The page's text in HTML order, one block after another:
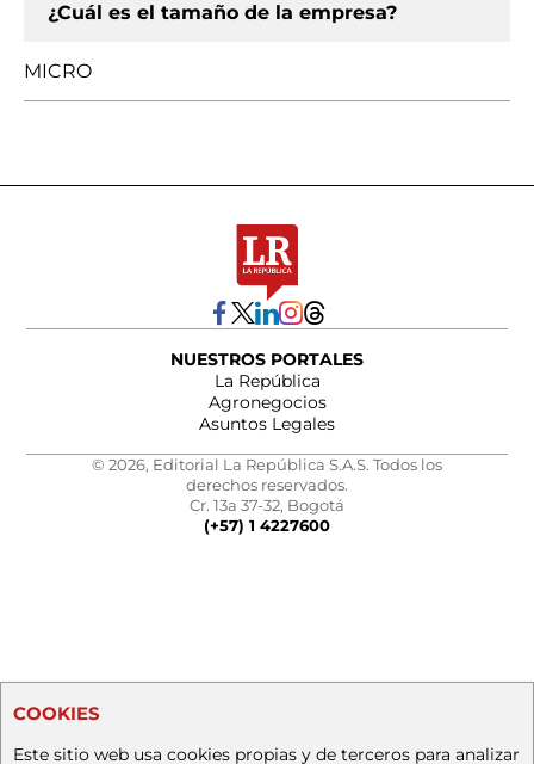
¿Cuál es el tamaño de la empresa?
MICRO
NUESTROS PORTALES
La República
Agronegocios
Asuntos Legales
© 2026, Editorial La República S.A.S. Todos los
derechos reservados.
Cr. 13a 37-32, Bogotá
(+57) 1 4227600
COOKIES
Este sitio web usa cookies propias y de terceros para analizar